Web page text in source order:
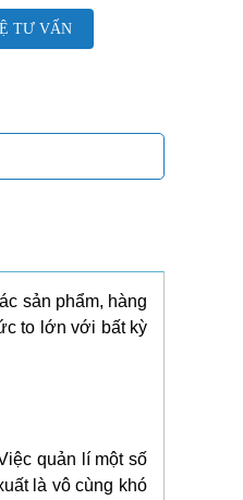
TƯ VẤN
sản phẩm, hàng
to lớn với bất kỳ
quản lí một số
là vô cùng khó